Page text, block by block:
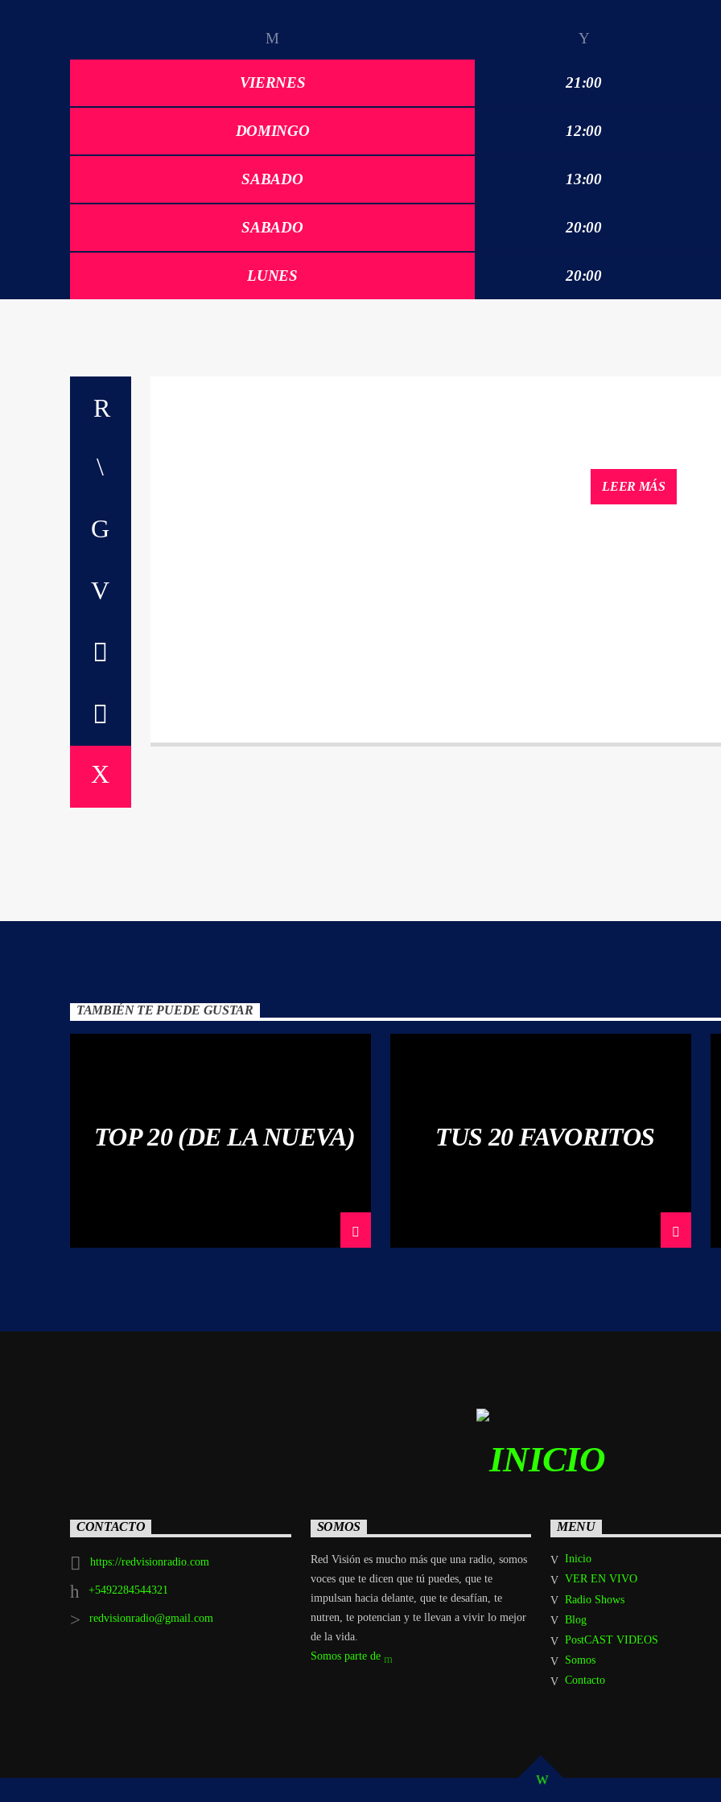
VIERNES 21:00
DOMINGO 12:00
SABADO 13:00
SABADO 20:00
LUNES 20:00
Enriquecedoras melodías
noche y te das cuenta
LEER MÁS
TAMBIÉN TE PUEDE GUSTAR
TOP 20 (DE LA NUEVA) TUS 20 FAVORITOS
CONTACTO
https://redvisionradio.com
+5492284544321
redvisionradio@gmail.com
SOMOS
Red Visión es mucho más que una radio, somos
voces que te dicen que tú puedes, que te
impulsan hacia delante, que te desafían, te
nutren, te potencian y te llevan a vivir lo mejor
de la vida.
Somos parte de
MENU
Inicio
VER EN VIVO
Radio Shows
Blog
PostCAST VIDEOS
Somos
Contacto